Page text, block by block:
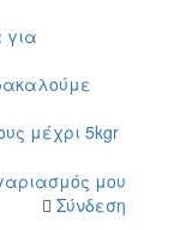
μέχρι 5kgr
μου
Σύνδεση